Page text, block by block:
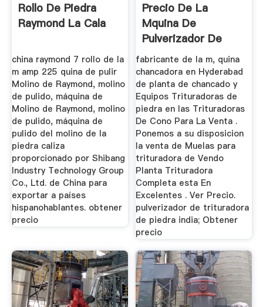
Rollo De Piedra
Raymond La Cala
china raymond 7 rollo de la
m amp 225 quina de pulir
Molino de Raymond, molino
de pulido, máquina de
Molino de Raymond, molino
de pulido, máquina de
pulido del molino de la
piedra caliza
proporcionado por Shibang
Industry Technology Group
Co., Ltd. de China para
exportar a países
hispanohablantes. obtener
precio
Precio De La
Mquina De
Pulverizador De
Tierra Ms Completa
...
fabricante de la m, quina
chancadora en Hyderabad
de planta de chancado y
Equipos Trituradoras de
piedra en las Trituradoras
De Cono Para La Venta .
Ponemos a su disposicion
la venta de Muelas para
trituradora de Vendo
Planta Trituradora
Completa esta En
Excelentes . Ver Precio.
pulverizador de trituradora
de piedra india; Obtener
precio